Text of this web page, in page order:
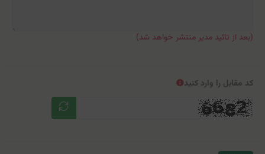
(بعد از تائید مدیر منتشر خواهد شد)
کد مقابل را وارد کنید